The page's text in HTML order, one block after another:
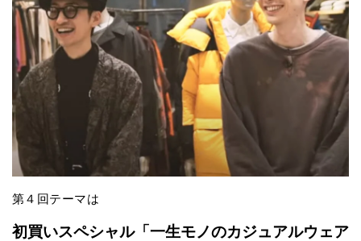
第４回テーマは
初買いスペシャル「一生モノのカジュアルウェア